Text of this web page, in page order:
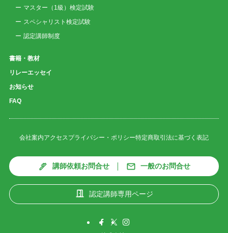
マスター（1級）検定試験
スペシャリスト検定試験
認定講師制度
書籍・教材
リレーエッセイ
お知らせ
FAQ
会社案内アクセスプライバシー・ポリシー特定商取引法に基づく表記
講師依頼お問合せ 一般のお問合せ
認定講師専用ページ